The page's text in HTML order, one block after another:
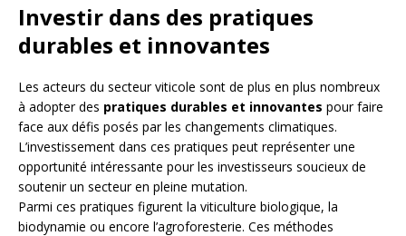
Investir dans des pratiques
durables et innovantes
Les acteurs du secteur viticole sont de plus en plus nombreux
à adopter des pratiques durables et innovantes pour faire
face aux défis posés par les changements climatiques.
L’investissement dans ces pratiques peut représenter une
opportunité intéressante pour les investisseurs soucieux de
soutenir un secteur en pleine mutation.
Parmi ces pratiques figurent la viticulture biologique, la
biodynamie ou encore l’agroforesterie. Ces méthodes